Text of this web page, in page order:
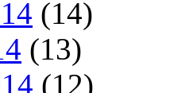
(14)
(13)
(12)